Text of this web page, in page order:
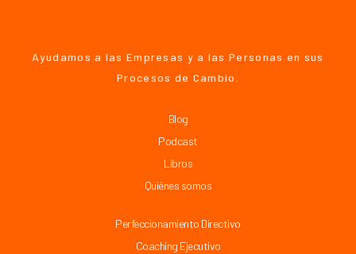
Ayudamos a las Empresas y a las Personas en sus
Procesos de Cambio.
Blog
Podcast
Libros
Quiénes somos
Perfeccionamiento Directivo
Coaching Ejecutivo